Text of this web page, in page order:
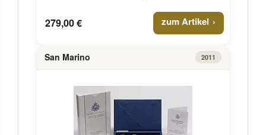
279,00 € zum Artikel
San Marino 2011